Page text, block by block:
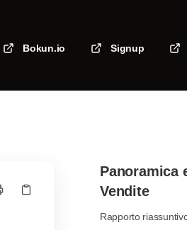
Bokun.io Signup
Panoramica
Vendite
Rapporto